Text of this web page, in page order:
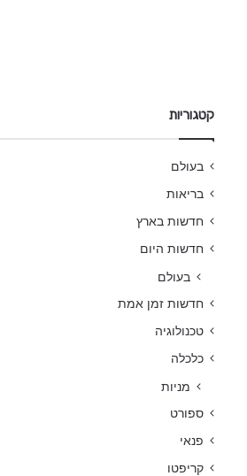
קטגוריות
בעולם
בריאות
חדשות בארץ
חדשות היום
בעולם
חדשות זמן אמת
טכנולוגיה
כלכלה
מניות
ספורט
פנאי
קריפטו